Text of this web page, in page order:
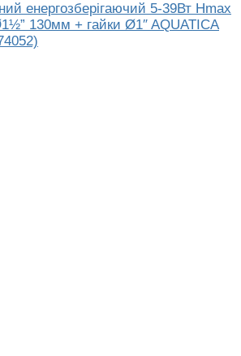
енергозберігаючий 5-39Вт Hmax
130мм + гайки Ø1″ AQUATICA